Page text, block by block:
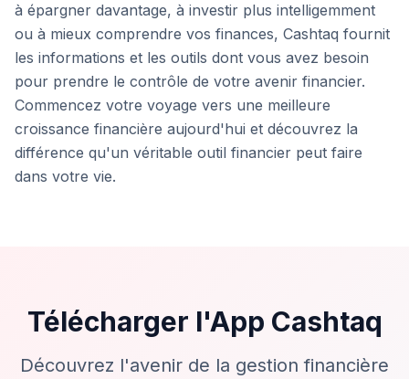
à épargner davantage, à investir plus intelligemment
ou à mieux comprendre vos finances, Cashtaq fournit
les informations et les outils dont vous avez besoin
pour prendre le contrôle de votre avenir financier.
Commencez votre voyage vers une meilleure
croissance financière aujourd'hui et découvrez la
différence qu'un véritable outil financier peut faire
dans votre vie.
Télécharger l'App Cashtaq
Découvrez l'avenir de la gestion financière